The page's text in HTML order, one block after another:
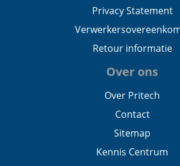
Privacy Statement
Retour informatie
Over ons
Over Pritech
Contact
Sitemap
Kennis Centrum